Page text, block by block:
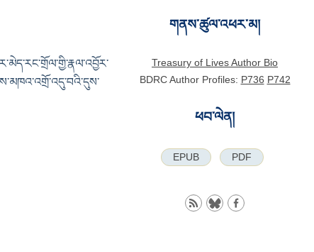
གནས་ཚུལ་འཕར་མ།
Treasury of Lives Author Bio
BDRC Author Profiles: P736 P742
ཕབ་ལེན།
EPUB PDF